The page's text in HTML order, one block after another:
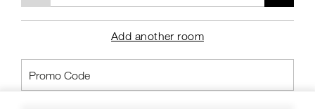
Add another room